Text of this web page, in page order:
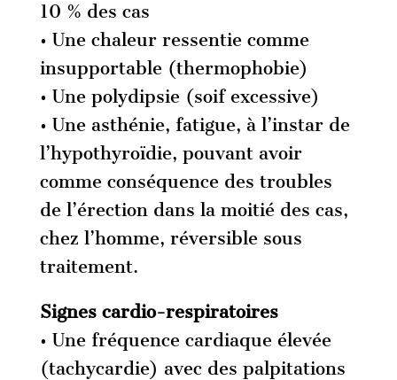
10 % des cas
• Une chaleur ressentie comme
insupportable (thermophobie)
• Une polydipsie (soif excessive)
• Une asthénie, fatigue, à l’instar de
l’hypothyroïdie, pouvant avoir
comme conséquence des troubles
de l’érection dans la moitié des cas,
chez l’homme, réversible sous
traitement.
Signes cardio-respiratoires
• Une fréquence cardiaque élevée
(tachycardie) avec des palpitations